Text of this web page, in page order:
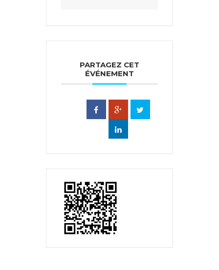
PARTAGEZ CET
ÉVÉNEMENT